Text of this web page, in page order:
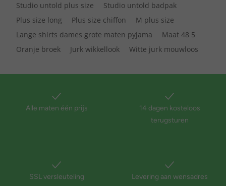
Studio untold plus size
Studio untold badpak
Plus size long
Plus size chiffon
M plus size
Lange shirts dames grote maten pyjama
Maat 48 5
Oranje broek
Jurk wikkellook Witte jurk mouwloos
Alle maten één prijs
14 dagen kosteloos
terugsturen
SSL versleuteling Levering aan wensadres